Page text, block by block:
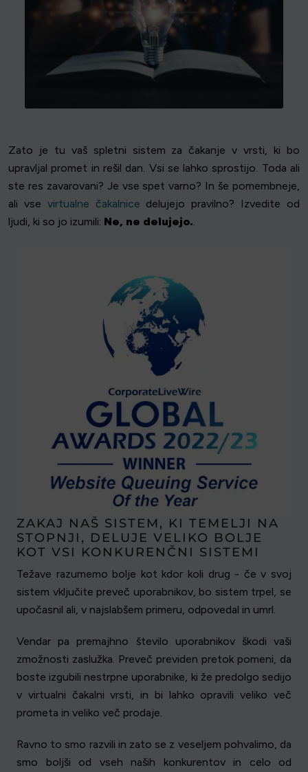
Zato je tu vaš spletni sistem za čakanje v vrsti, ki bo
upravljal promet in rešil dan. Vsi se lahko sprostijo. Toda ali
ste res zavarovani? Je vse spet varno? In še pomembneje,
ali vse virtualne čakalnice delujejo pravilno? Izvedite od
ljudi, ki so jo izumili: Ne, ne delujejo..
ZAKAJ NAŠ SISTEM, KI TEMELJI NA
STOPNJI, DELUJE VELIKO BOLJE
KOT VSI KONKURENČNI SISTEMI
Težave razumemo bolje kot kdor koli drug - če v svoj
sistem vključite preveč uporabnikov, bo sistem trpel, se
upočasnil ali, v najslabšem primeru, odpovedal in umrl.
Vendar pa premajhno število uporabnikov škodi vaši
zmožnosti zaslužka. Preveč previden pretok pomeni, da
boste izgubili nestrpne uporabnike, ki že predolgo sedijo
v virtualni čakalni vrsti, in bi lahko opravili veliko več
prometa in veliko več prodaje.
Ravno to smo razvili in zato se z veseljem pohvalimo, da
smo boljši od vseh naših konkurentov in celo od